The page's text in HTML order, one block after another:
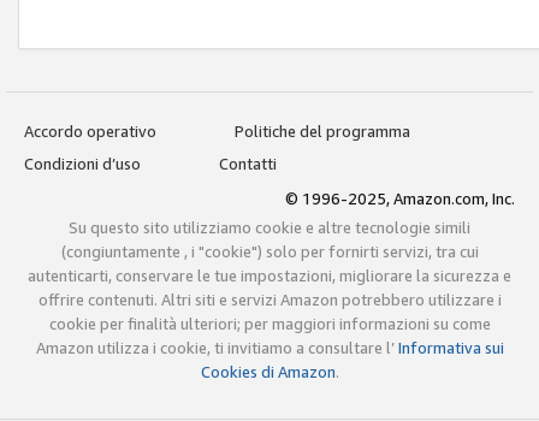
Accordo operativo
Politiche del programma
Condizioni d’uso
Contatti
© 1996-2025, Amazon.com, Inc.
Su questo sito utilizziamo cookie e altre tecnologie simili
(congiuntamente , i "cookie") solo per fornirti servizi, tra cui
autenticarti, conservare le tue impostazioni, migliorare la sicurezza e
offrire contenuti. Altri siti e servizi Amazon potrebbero utilizzare i
cookie per finalità ulteriori; per maggiori informazioni su come
Amazon utilizza i cookie, ti invitiamo a consultare l’Informativa sui
Cookies di Amazon.